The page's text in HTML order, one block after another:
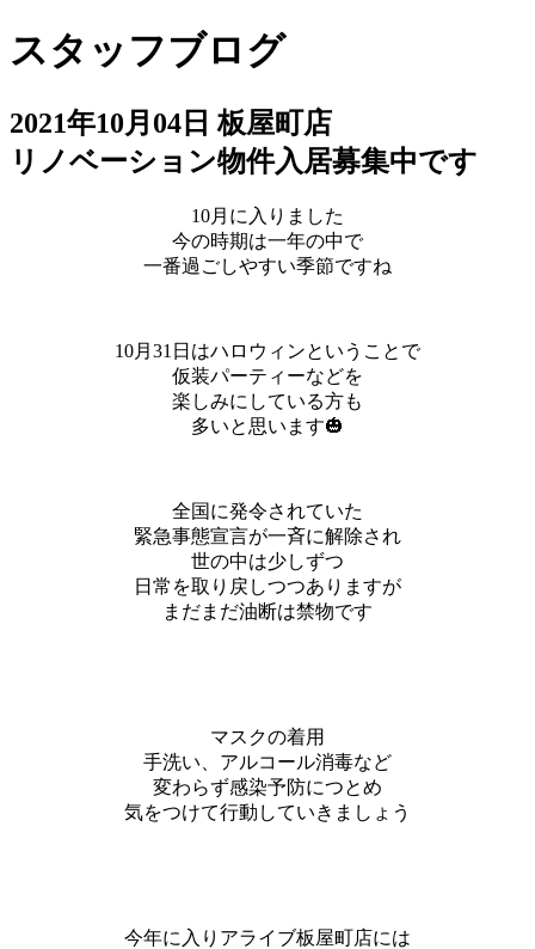
スタッフブログ
2021年10月04日板屋町店
リノベーション物件入居募集中です
10月に入りました
今の時期は一年の中で
一番過ごしやすい季節ですね
10月31日はハロウィンということで
仮装パーティーなどを
楽しみにしている方も
多いと思います🎃
全国に発令されていた
緊急事態宣言が一斉に解除され
世の中は少しずつ
日常を取り戻しつつありますが
まだまだ油断は禁物です
マスクの着用
手洗い、アルコール消毒など
変わらず感染予防につとめ
気をつけて行動していきましょう
今年に入りアライブ板屋町店には